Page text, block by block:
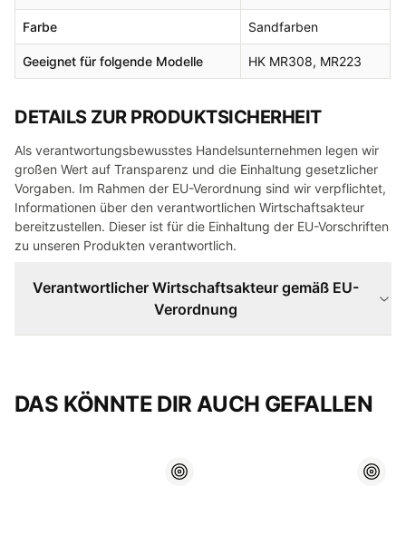
Farbe Sandfarben
Geeignet für folgende Modelle HK MR308, MR223
DETAILS ZUR PRODUKTSICHERHEIT
Als verantwortungsbewusstes Handelsunternehmen legen wir
großen Wert auf Transparenz und die Einhaltung gesetzlicher
Vorgaben. Im Rahmen der EU-Verordnung sind wir verpflichtet,
Informationen über den verantwortlichen Wirtschaftsakteur
bereitzustellen. Dieser ist für die Einhaltung der EU-Vorschriften
zu unseren Produkten verantwortlich.
Verantwortlicher Wirtschaftsakteur gemäß EU-
Verordnung
DAS KÖNNTE DIR AUCH GEFALLEN